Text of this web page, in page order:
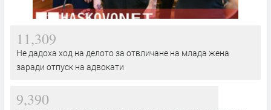
11,309
Не дадоха ход на делото за отвличане на млада жена
заради отпуск на адвокати
9,390